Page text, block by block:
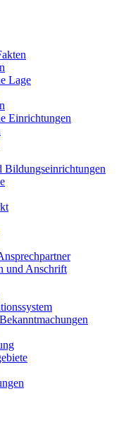
Lage
Einrichtungen
Bildungseinrichtungen
und Anschrift